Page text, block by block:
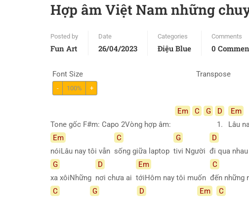
Hợp âm Việt Nam những
Posted by
Fun Art
Date
26/04/2023
Categories
Điệu Blue
Comments
0
Font Size
- 100% +
Transpose
Tone gốc F#m: Capo 2Vòng hợp âm:
Em C G
D
1.
Em
Lâu
Em
nóiLâu nay tôi vẫn
C
sống giữa laptop
G
tivi Người
D
đi qua
G
xa xôiNhững
D
nơi chưa ai
Em
tớiHôm nay tôi muốn
C
đến những
C
G
D
Em
C